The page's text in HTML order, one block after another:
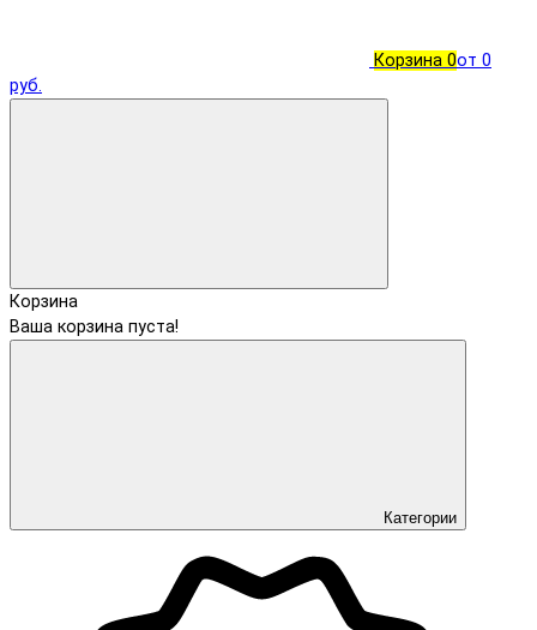
Корзина 0от 0
руб.
Корзина
Ваша корзина пуста!
Категории